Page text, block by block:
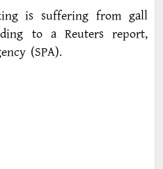
is suffering from gall
to a Reuters report,
(SPA).